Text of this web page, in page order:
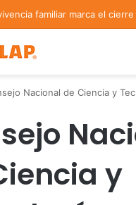
Nacional de Ciencia y
y